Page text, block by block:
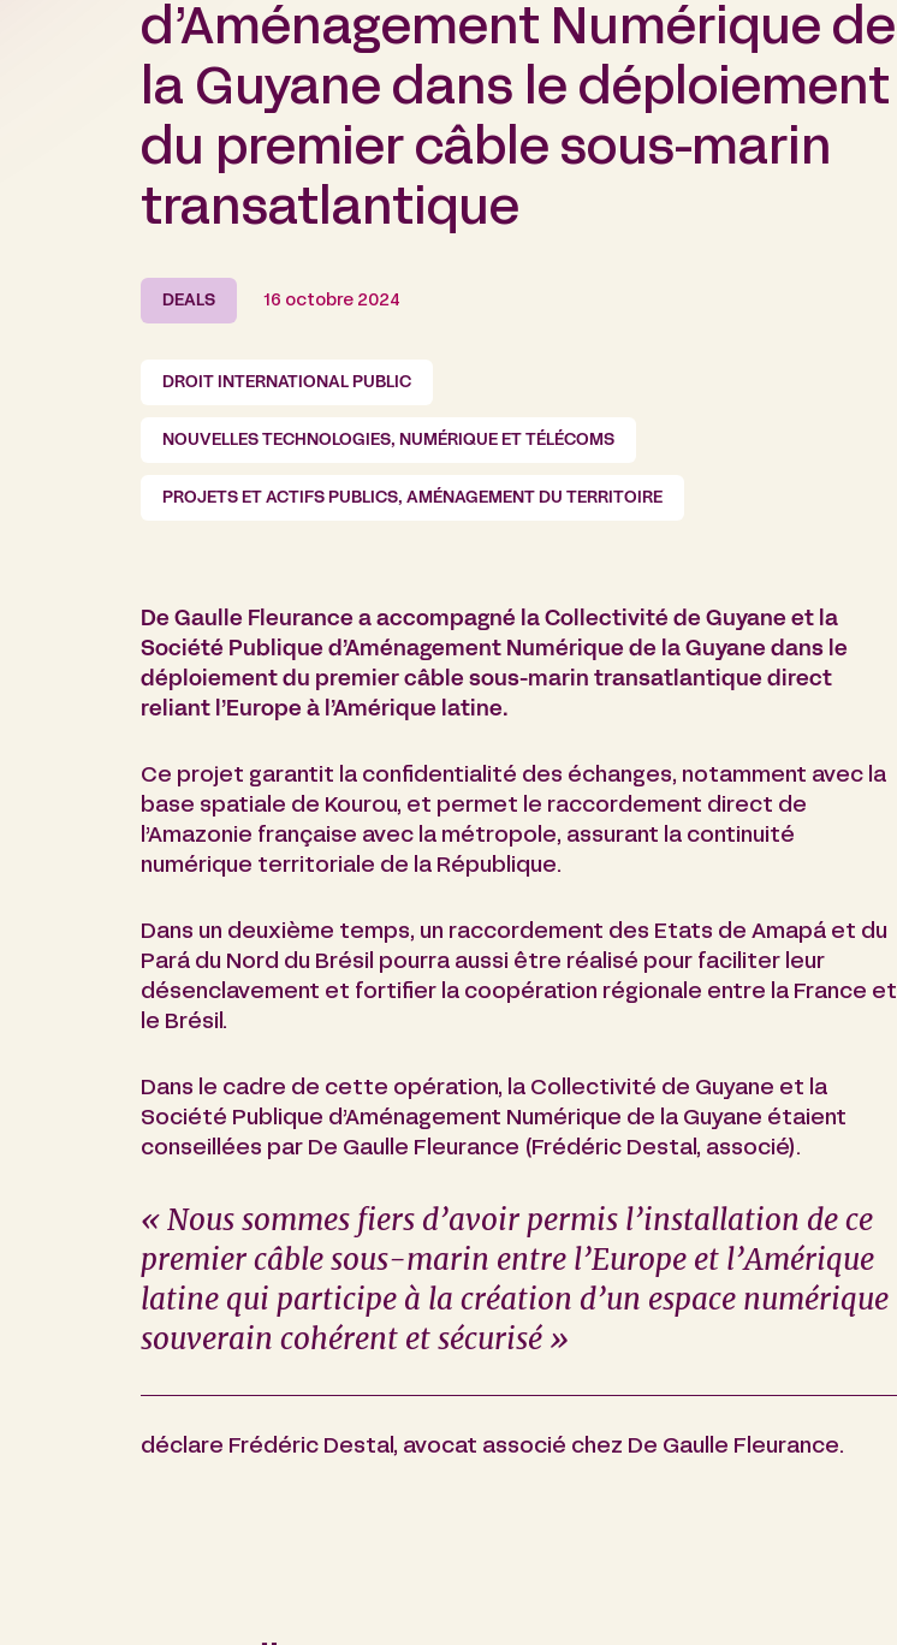
d’Aménagement Numérique de
la Guyane dans le déploiement
du premier câble sous-marin
transatlantique
DEALS 16 octobre 2024
DROIT INTERNATIONAL PUBLIC
NOUVELLES TECHNOLOGIES, NUMÉRIQUE ET TÉLÉCOMS
PROJETS ET ACTIFS PUBLICS, AMÉNAGEMENT DU TERRITOIRE
De Gaulle Fleurance a accompagné la Collectivité de Guyane et la
Société Publique d’Aménagement Numérique de la Guyane dans le
déploiement du premier câble sous-marin transatlantique direct
reliant l’Europe à l’Amérique latine.
Ce projet garantit la confidentialité des échanges, notamment avec la
base spatiale de Kourou, et permet le raccordement direct de
l’Amazonie française avec la métropole, assurant la continuité
numérique territoriale de la République.
Dans un deuxième temps, un raccordement des Etats de Amapá et du
Pará du Nord du Brésil pourra aussi être réalisé pour faciliter leur
désenclavement et fortifier la coopération régionale entre la France et
le Brésil.
Dans le cadre de cette opération, la Collectivité de Guyane et la
Société Publique d’Aménagement Numérique de la Guyane étaient
conseillées par De Gaulle Fleurance (Frédéric Destal, associé).
« Nous sommes fiers d’avoir permis l’installation de ce
premier câble sous-marin entre l’Europe et l’Amérique
latine qui participe à la création d’un espace numérique
souverain cohérent et sécurisé »
déclare Frédéric Destal, avocat associé chez De Gaulle Fleurance.